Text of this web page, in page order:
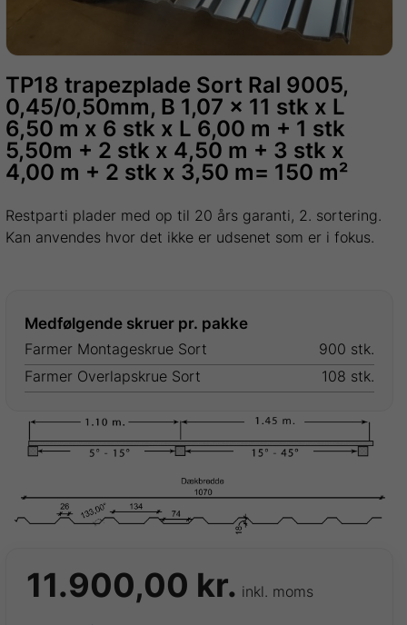
TP18 trapezplade Sort Ral 9005,
0,45/0,50mm, B 1,07 x 11 stk x L
6,50 m x 6 stk x L 6,00 m + 1 stk
5,50m + 2 stk x 4,50 m + 3 stk x
4,00 m + 2 stk x 3,50 m= 150 m²
Restparti plader med op til 20 års garanti, 2. sortering.
Kan anvendes hvor det ikke er udsenet som er i fokus.
11.900,00 kr. inkl. moms
Medfølgende skruer pr. pakke
Farmer Montageskrue Sort
900 stk.
Farmer Overlapskrue Sort
108 stk.